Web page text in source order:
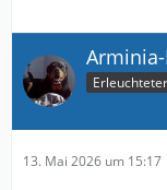
Erleuchteter
13. Mai 2026 um 15:17